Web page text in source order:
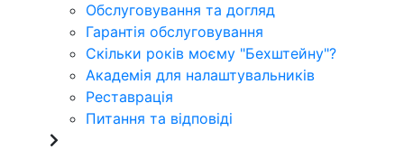
Обслуговування та догляд
Гарантія обслуговування
Скільки років моєму "Бехштейну"?
Академія для налаштувальників
Реставрація
Питання та відповіді